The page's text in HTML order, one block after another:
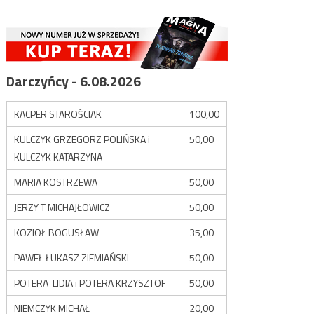
Darczyńcy - 6.08.2026
KACPER STAROŚCIAK
100,00
KULCZYK GRZEGORZ POLIŃSKA i
KULCZYK KATARZYNA
50,00
MARIA KOSTRZEWA
50,00
JERZY T MICHAJŁOWICZ
50,00
KOZIOŁ BOGUSŁAW
35,00
PAWEŁ ŁUKASZ ZIEMIAŃSKI
50,00
POTERA LIDIA i POTERA KRZYSZTOF
50,00
NIEMCZYK MICHAŁ
20,00